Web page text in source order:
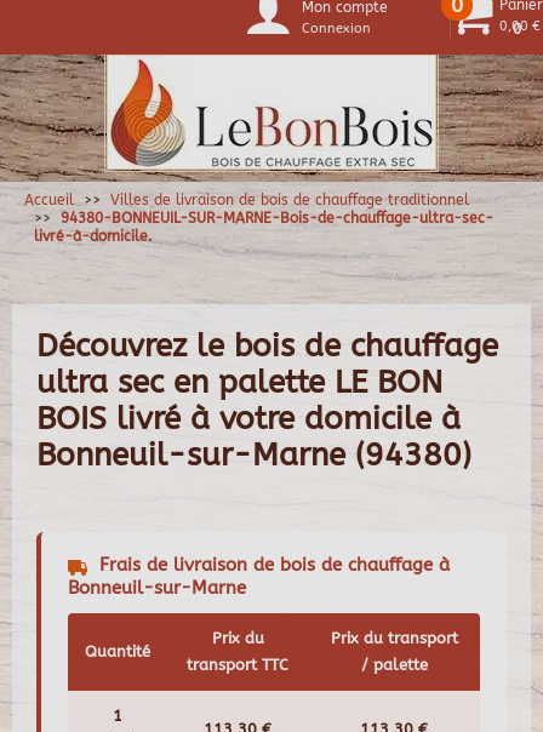
0
Mon compte
Connexion
0 Panier
0,00 €
Accueil
Villes de livraison de bois de chauffage traditionnel
94380-BONNEUIL-SUR-MARNE-Bois-de-chauffage-ultra-sec-
livré-à-domicile.
Découvrez le bois de chauffage
ultra sec en palette LE BON
BOIS livré à votre domicile à
Bonneuil-sur-Marne (94380)
Frais de livraison de bois de chauffage à
Bonneuil-sur-Marne
Quantité
Prix du
transport TTC
Prix du transport
/ palette
1